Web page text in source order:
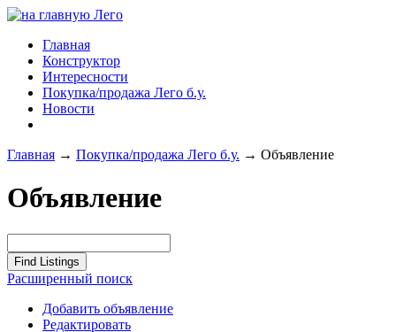
Главная
Конструктор
Интересности
Покупка/продажа Лего б.у.
Новости
Главная → Покупка/продажа Лего б.у. → Объявление
Объявление
Расширенный поиск
Добавить объявление
Редактировать